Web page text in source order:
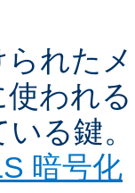
られた
使われ
る鍵。
暗号化